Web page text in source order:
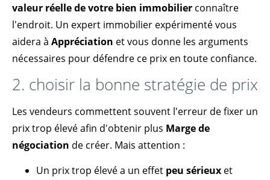
valeur réelle de votre bien immobilier connaître
l'endroit. Un expert immobilier expérimenté vous
aidera à Appréciation et vous donne les arguments
nécessaires pour défendre ce prix en toute confiance.
2. choisir la bonne stratégie de prix
Les vendeurs commettent souvent l'erreur de fixer un
prix trop élevé afin d'obtenir plus Marge de
négociation de créer. Mais attention :
Un prix trop élevé a un effet peu sérieux et